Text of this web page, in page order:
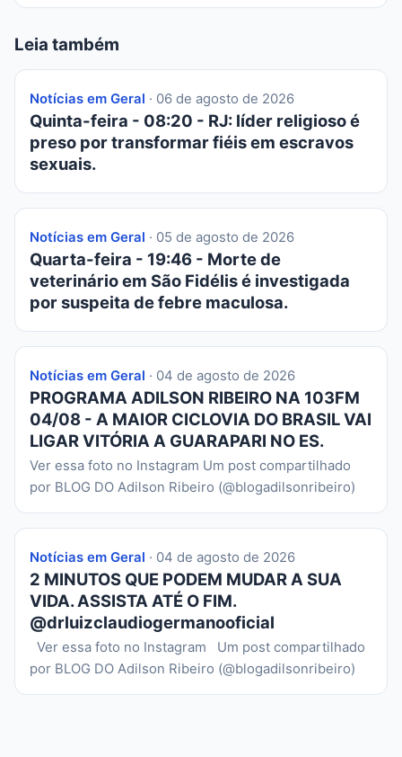
Leia também
Notícias em Geral · 06 de agosto de 2026
Quinta-feira - 08:20 - RJ: líder religioso é
preso por transformar fiéis em escravos
sexuais.
Notícias em Geral · 05 de agosto de 2026
Quarta-feira - 19:46 - Morte de
veterinário em São Fidélis é investigada
por suspeita de febre maculosa.
Notícias em Geral · 04 de agosto de 2026
PROGRAMA ADILSON RIBEIRO NA 103FM
04/08 - A MAIOR CICLOVIA DO BRASIL VAI
LIGAR VITÓRIA A GUARAPARI NO ES.
Ver essa foto no Instagram Um post compartilhado
por BLOG DO Adilson Ribeiro (@blogadilsonribeiro)
Notícias em Geral · 04 de agosto de 2026
2 MINUTOS QUE PODEM MUDAR A SUA
VIDA. ASSISTA ATÉ O FIM.
@drluizclaudiogermanooficial
Ver essa foto no Instagram Um post compartilhado
por BLOG DO Adilson Ribeiro (@blogadilsonribeiro)